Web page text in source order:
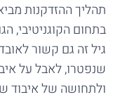
תהליך ההזדקנות
בתחום הקוגניטיבי,
גיל זה גם קשור
שנפטרו, לאבל על
ולתחושה של איבוד